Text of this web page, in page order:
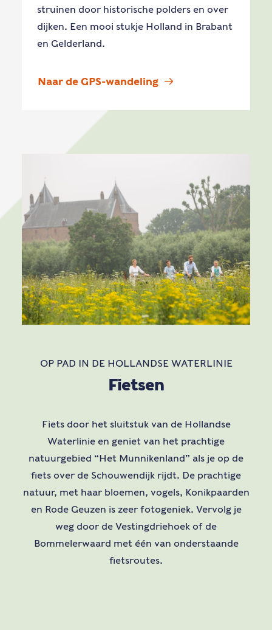
struinen door historische polders en over
dijken. Een mooi stukje Holland in Brabant
en Gelderland.
Naar de GPS-wandeling
OP PAD IN DE HOLLANDSE WATERLINIE
Fietsen
Fiets door het sluitstuk van de Hollandse
Waterlinie en geniet van het prachtige
natuurgebied “Het Munnikenland” als je op de
fiets over de Schouwendijk rijdt. De prachtige
natuur, met haar bloemen, vogels, Konikpaarden
en Rode Geuzen is zeer fotogeniek. Vervolg je
weg door de Vestingdriehoek of de
Bommelerwaard met één van onderstaande
fietsroutes.